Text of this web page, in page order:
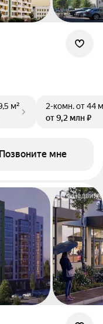
м²
2-комн.от 44
от 9,2 млн ₽
Позвоните мне